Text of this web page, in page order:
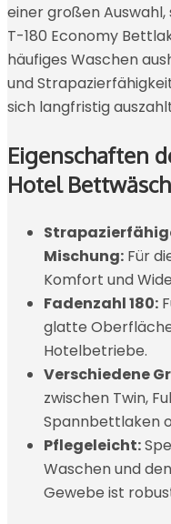
einer großen
T-180 Economy
häufiges Waschen
und
sich langfristig
Eigenschaften
Hotel
Mischung: Für
Komfort und
Fadenzahl 180:
glatte
Hotelbetriebe.
Verschiedene
zwischen Twin,
Spannbettlaken
Pflegeleicht:
Waschen und
Gewebe ist